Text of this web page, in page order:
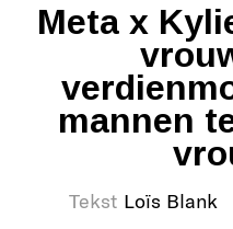
Meta x
mannen
Tekst Loïs Blank